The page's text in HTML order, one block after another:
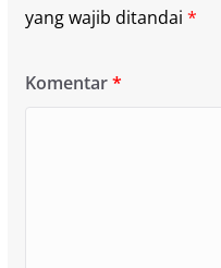
yang wajib ditandai *
Komentar*